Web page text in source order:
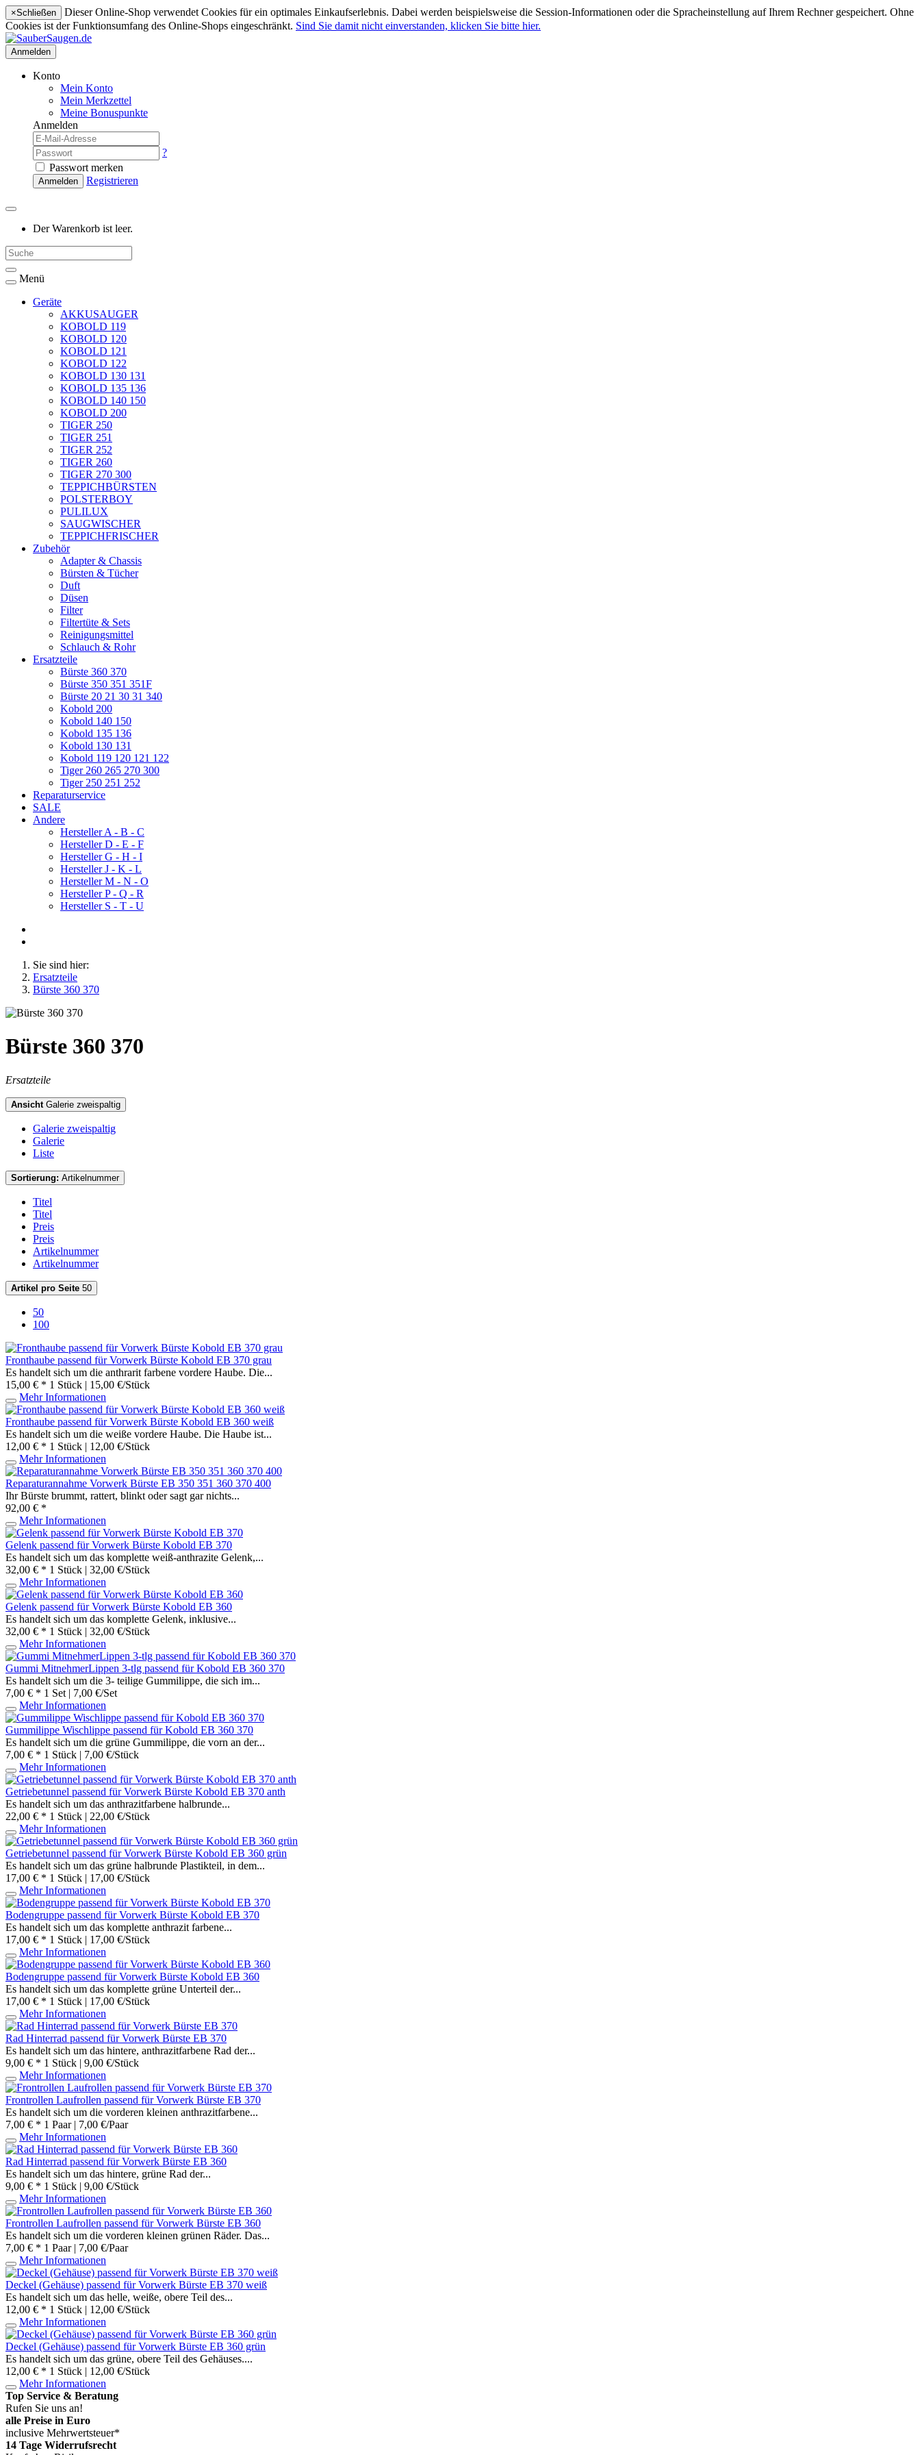
×Schließen
Dieser Online-Shop verwendet Cookies für ein optimales Einkaufserlebnis. Dabei werden beispielsweise die Session-Informationen oder die Spracheinstellung auf Ihrem Rechner gespeichert. Ohne
Cookies ist der Funktionsumfang des Online-Shops eingeschränkt. Sind Sie damit nicht einverstanden, klicken Sie bitte hier.
Anmelden
Konto
Mein Konto
Mein Merkzettel
Meine Bonuspunkte
Anmelden
?
Passwort merken
Anmelden Registrieren
Der Warenkorb ist leer.
Menü
Geräte
AKKUSAUGER
KOBOLD 119
KOBOLD 120
KOBOLD 121
KOBOLD 122
KOBOLD 130 131
KOBOLD 135 136
KOBOLD 140 150
KOBOLD 200
TIGER 250
TIGER 251
TIGER 252
TIGER 260
TIGER 270 300
TEPPICHBÜRSTEN
POLSTERBOY
PULILUX
SAUGWISCHER
TEPPICHFRISCHER
Zubehör
Adapter & Chassis
Bürsten & Tücher
Duft
Düsen
Filter
Filtertüte & Sets
Reinigungsmittel
Schlauch & Rohr
Ersatzteile
Bürste 360 370
Bürste 350 351 351F
Bürste 20 21 30 31 340
Kobold 200
Kobold 140 150
Kobold 135 136
Kobold 130 131
Kobold 119 120 121 122
Tiger 260 265 270 300
Tiger 250 251 252
Reparaturservice
SALE
Andere
Hersteller A - B - C
Hersteller D - E - F
Hersteller G - H - I
Hersteller J - K - L
Hersteller M - N - O
Hersteller P - Q - R
Hersteller S - T - U
Sie sind hier:
Ersatzteile
Bürste 360 370
Bürste 360 370
Ersatzteile
Ansicht Galerie zweispaltig
Galerie zweispaltig
Galerie
Liste
Sortierung: Artikelnummer
Titel
Titel
Preis
Preis
Artikelnummer
Artikelnummer
Artikel pro Seite 50
50
100
Fronthaube passend für Vorwerk Bürste Kobold EB 370 grau
Es handelt sich um die anthrarit farbene vordere Haube. Die...
15,00 € * 1 Stück | 15,00 €/Stück
Mehr Informationen
Fronthaube passend für Vorwerk Bürste Kobold EB 360 weiß
Es handelt sich um die weiße vordere Haube. Die Haube ist...
12,00 € * 1 Stück | 12,00 €/Stück
Mehr Informationen
Reparaturannahme Vorwerk Bürste EB 350 351 360 370 400
Ihr Bürste brummt, rattert, blinkt oder sagt gar nichts...
92,00 € *
Mehr Informationen
Gelenk passend für Vorwerk Bürste Kobold EB 370
Es handelt sich um das komplette weiß-anthrazite Gelenk,...
32,00 € * 1 Stück | 32,00 €/Stück
Mehr Informationen
Gelenk passend für Vorwerk Bürste Kobold EB 360
Es handelt sich um das komplette Gelenk, inklusive...
32,00 € * 1 Stück | 32,00 €/Stück
Mehr Informationen
Gummi MitnehmerLippen 3-tlg passend für Kobold EB 360 370
Es handelt sich um die 3- teilige Gummilippe, die sich im...
7,00 € * 1 Set | 7,00 €/Set
Mehr Informationen
Gummilippe Wischlippe passend für Kobold EB 360 370
Es handelt sich um die grüne Gummilippe, die vorn an der...
7,00 € * 1 Stück | 7,00 €/Stück
Mehr Informationen
Getriebetunnel passend für Vorwerk Bürste Kobold EB 370 anth
Es handelt sich um das anthrazitfarbene halbrunde...
22,00 € * 1 Stück | 22,00 €/Stück
Mehr Informationen
Getriebetunnel passend für Vorwerk Bürste Kobold EB 360 grün
Es handelt sich um das grüne halbrunde Plastikteil, in dem...
17,00 € * 1 Stück | 17,00 €/Stück
Mehr Informationen
Bodengruppe passend für Vorwerk Bürste Kobold EB 370
Es handelt sich um das komplette anthrazit farbene...
17,00 € * 1 Stück | 17,00 €/Stück
Mehr Informationen
Bodengruppe passend für Vorwerk Bürste Kobold EB 360
Es handelt sich um das komplette grüne Unterteil der...
17,00 € * 1 Stück | 17,00 €/Stück
Mehr Informationen
Rad Hinterrad passend für Vorwerk Bürste EB 370
Es handelt sich um das hintere, anthrazitfarbene Rad der...
9,00 € * 1 Stück | 9,00 €/Stück
Mehr Informationen
Frontrollen Laufrollen passend für Vorwerk Bürste EB 370
Es handelt sich um die vorderen kleinen anthrazitfarbene...
7,00 € * 1 Paar | 7,00 €/Paar
Mehr Informationen
Rad Hinterrad passend für Vorwerk Bürste EB 360
Es handelt sich um das hintere, grüne Rad der...
9,00 € * 1 Stück | 9,00 €/Stück
Mehr Informationen
Frontrollen Laufrollen passend für Vorwerk Bürste EB 360
Es handelt sich um die vorderen kleinen grünen Räder. Das...
7,00 € * 1 Paar | 7,00 €/Paar
Mehr Informationen
Deckel (Gehäuse) passend für Vorwerk Bürste EB 370 weiß
Es handelt sich um das helle, weiße, obere Teil des...
12,00 € * 1 Stück | 12,00 €/Stück
Mehr Informationen
Deckel (Gehäuse) passend für Vorwerk Bürste EB 360 grün
Es handelt sich um das grüne, obere Teil des Gehäuses....
12,00 € * 1 Stück | 12,00 €/Stück
Mehr Informationen
Top Service & Beratung
Rufen Sie uns an!
alle Preise in Euro
inclusive Mehrwertsteuer*
14 Tage Widerrufsrecht